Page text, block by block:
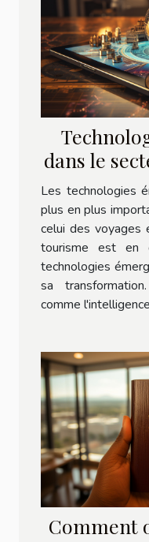
dans le
Les technologies
plus en plus
celui des voyages
tourisme est en
technologies
sa
comme
Comment